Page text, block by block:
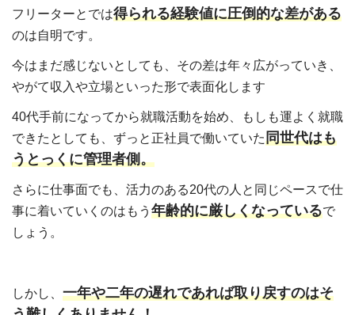
フリーターとでは得られる経験値に圧倒的な差がある
のは自明です。
今はまだ感じないとしても、その差は年々広がっていき、
やがて収入や立場といった形で表面化します
40代手前になってから就職活動を始め、もしも運よく就職
できたとしても、ずっと正社員で働いていた同世代はも
うとっくに管理者側。
さらに仕事面でも、活力のある20代の人と同じペースで仕
事に着いていくのはもう 年齢的に厳しくなっているで
しょう。
しかし、 一年や二年の遅れであれば取り戻すのはそ